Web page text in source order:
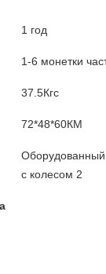
1 год
1-6 монетки
37.5Кгс
72*48*60КМ
Оборудованный
с колесом 2